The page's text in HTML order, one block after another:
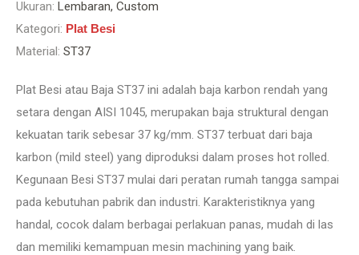
Ukuran: Lembaran, Custom
Kategori: Plat Besi
Material: ST37
Plat Besi atau Baja ST37 ini adalah baja karbon rendah yang
setara dengan AISI 1045, merupakan baja struktural dengan
kekuatan tarik sebesar 37 kg/mm. ST37 terbuat dari baja
karbon (mild steel) yang diproduksi dalam proses hot rolled.
Kegunaan Besi ST37 mulai dari peratan rumah tangga sampai
pada kebutuhan pabrik dan industri. Karakteristiknya yang
handal, cocok dalam berbagai perlakuan panas, mudah di las
dan memiliki kemampuan mesin machining yang baik.